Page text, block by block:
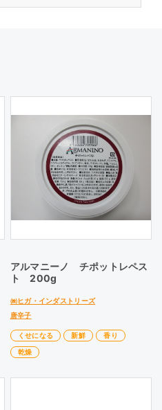
アルマニーノ チポットレペス
ト 200g
㈱ヒガ・インダストリーズ
唐辛子
くせになる 新鮮
香り
乾燥